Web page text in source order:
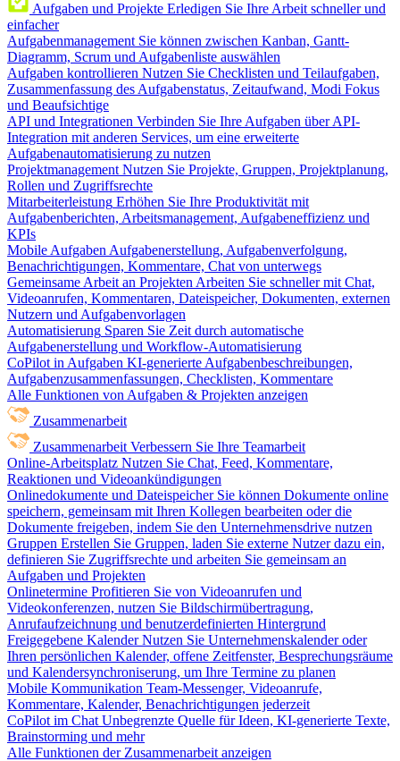
Aufgaben und Projekte Erledigen Sie Ihre Arbeit schneller und
einfacher
Aufgabenmanagement Sie können zwischen Kanban, Gantt-
Diagramm, Scrum und Aufgabenliste auswählen
Aufgaben kontrollieren Nutzen Sie Checklisten und Teilaufgaben,
Zusammenfassung des Aufgabenstatus, Zeitaufwand, Modi Fokus
und Beaufsichtige
API und Integrationen Verbinden Sie Ihre Aufgaben über API-
Integration mit anderen Services, um eine erweiterte
Aufgabenautomatisierung zu nutzen
Projektmanagement Nutzen Sie Projekte, Gruppen, Projektplanung,
Rollen und Zugriffsrechte
Mitarbeiterleistung Erhöhen Sie Ihre Produktivität mit
Aufgabenberichten, Arbeitsmanagement, Aufgabeneffizienz und
KPIs
Mobile Aufgaben Aufgabenerstellung, Aufgabenverfolgung,
Benachrichtigungen, Kommentare, Chat von unterwegs
Gemeinsame Arbeit an Projekten Arbeiten Sie schneller mit Chat,
Videoanrufen, Kommentaren, Dateispeicher, Dokumenten, externen
Nutzern und Aufgabenvorlagen
Automatisierung Sparen Sie Zeit durch automatische
Aufgabenerstellung und Workflow-Automatisierung
CoPilot in Aufgaben KI-generierte Aufgabenbeschreibungen,
Aufgabenzusammenfassungen, Checklisten, Kommentare
Alle Funktionen von Aufgaben & Projekten anzeigen
Zusammenarbeit
Zusammenarbeit Verbessern Sie Ihre Teamarbeit
Online-Arbeitsplatz Nutzen Sie Chat, Feed, Kommentare,
Reaktionen und Videoankündigungen
Onlinedokumente und Dateispeicher Sie können Dokumente online
speichern, gemeinsam mit Ihren Kollegen bearbeiten oder die
Dokumente freigeben, indem Sie den Unternehmensdrive nutzen
Gruppen Erstellen Sie Gruppen, laden Sie externe Nutzer dazu ein,
definieren Sie Zugriffsrechte und arbeiten Sie gemeinsam an
Aufgaben und Projekten
Onlinetermine Profitieren Sie von Videoanrufen und
Videokonferenzen, nutzen Sie Bildschirmübertragung,
Anrufaufzeichnung und benutzerdefinierten Hintergrund
Freigegebene Kalender Nutzen Sie Unternehmenskalender oder
Ihren persönlichen Kalender, offene Zeitfenster, Besprechungsräume
und Kalendersynchroniserung, um Ihre Termine zu planen
Mobile Kommunikation Team-Messenger, Videoanrufe,
Kommentare, Kalender, Benachrichtigungen jederzeit
CoPilot im Chat Unbegrenzte Quelle für Ideen, KI-generierte Texte,
Brainstorming und mehr
Alle Funktionen der Zusammenarbeit anzeigen